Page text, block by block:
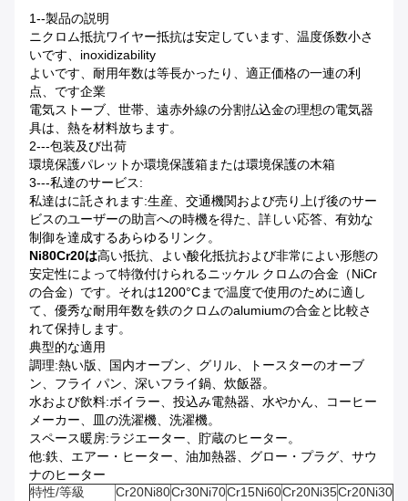
1--製品の説明
ニクロム抵抗ワイヤー抵抗は安定しています、温度係数小さ
いです、inoxidizability
よいです、耐用年数は等長かったり、適正価格の一連の利
点、です企業
電気ストーブ、世帯、 遠赤外線の分割払込金の理想の電気器
具は、熱を材料放ちます。
2---包装及び出荷
環境保護パレットか環境保護箱または環境保護の木箱
3---私達のサービス:
私達はに託されます:生産、交通機関および売り上げ後のサー
ビスのユーザーの助言への時機を得た、詳しい応答、有効な
制御を達成するあらゆるリンク。
Ni80Cr20は高い抵抗、よい酸化抵抗および非常によい形態の
安定性によって特徴付けられるニッケル クロムの合金（NiCr
の合金）です。それは1200°Cまで温度で使用のために適し
て、優秀な耐用年数を鉄のクロムのalumiumの合金と比較さ
れて保持します。
典型的な適用
調理:熱い版、国内オーブン、グリル、トースターのオーブ
ン、フライ パン、深いフライ鍋、炊飯器。
水および飲料:ボイラー、投込み電熱器、水やかん、コーヒー
メーカー、皿の洗濯機、洗濯機。
スペース暖房:ラジエーター、貯蔵のヒーター。
他:鉄、エアー・ヒーター、油加熱器、グロー・プラグ、サウ
ナのヒーター
特性/等級
Cr20Ni80Cr30Ni70Cr15Ni60Cr20Ni35Cr20Ni30